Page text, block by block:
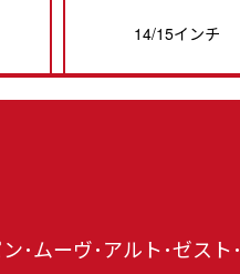
14/15インチ
･ムーヴ･アルト･ゼスト･